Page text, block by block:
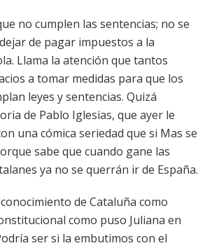
no cumplen las sentencias; no se
de pagar impuestos a la
Llama la atención que tantos
a tomar medidas para que los
leyes y sentencias. Quizá
de Pablo Iglesias, que ayer le
una cómica seriedad que si Mas se
sabe que cuando gane las
ya no se querrán ir de España.
de Cataluña como
como puso Juliana en
ser si la embutimos con el